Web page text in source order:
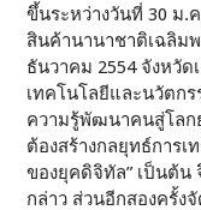
ขึ้นระหว่างวันที่ 30 ม.
สินค้านานาชาติเฉลิม
ธันวาคม 2554 จังหวั
เทคโนโลยีและนวัตก
ความรู้พัฒนาคนสู่โลก
ต้องสร้างกลยุทธ์การเ
ของยุคดิจิทัล” เป็นต้น
กล่าว ส่วนอีกสองครั้ง